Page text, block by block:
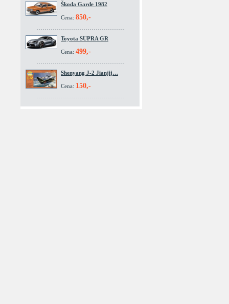
Škoda Garde 1982
Cena: 850,-
Toyota SUPRA GR
Cena: 499,-
Shenyang J-2 Jianjij…
Cena: 150,-